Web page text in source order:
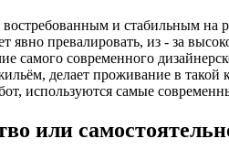
и стабильным
превалировать, из - за
современного
делает проживание в
используются самые
или